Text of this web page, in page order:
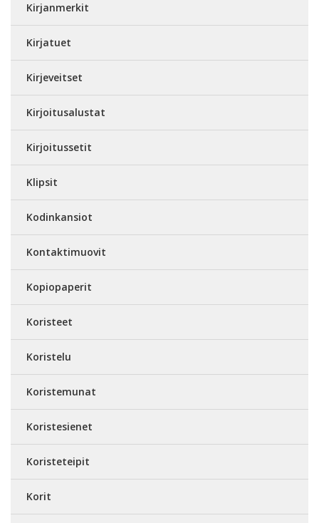
Kirjanmerkit
Kirjatuet
Kirjeveitset
Kirjoitusalustat
Kirjoitussetit
Klipsit
Kodinkansiot
Kontaktimuovit
Kopiopaperit
Koristeet
Koristelu
Koristemunat
Koristesienet
Koristeteipit
Korit